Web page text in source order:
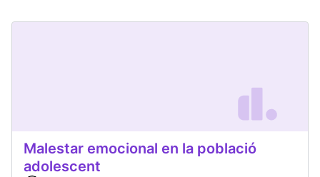
Malestar emocional en la població
adolescent